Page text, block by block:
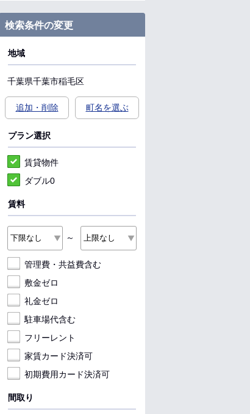
検索条件の変更
地域
千葉県千葉市稲毛区
追加・削除 町名を選ぶ
プラン選択
賃貸物件
ダブル0
賃料
～
管理費・共益費含む
敷金ゼロ
礼金ゼロ
駐車場代含む
フリーレント
家賃カード決済可
初期費用カード決済可
間取り